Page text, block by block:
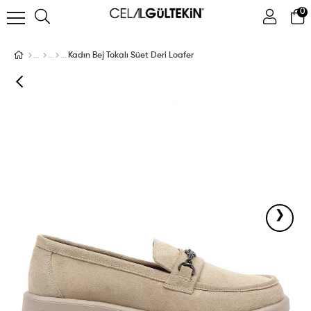
0
ÜYE GIRIŞI ÜYE OL Facebook İle Bağlan
Kadın Bej Tokalı Süet Deri Loafer
›